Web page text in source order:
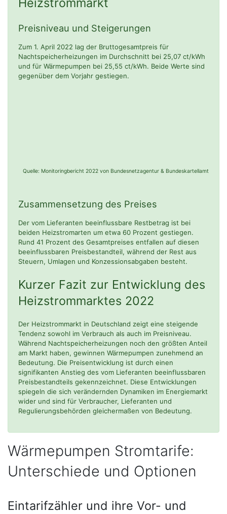
Preisniveau und Steigerungen
Zum 1. April 2022 lag der Bruttogesamtpreis für
Nachtspeicherheizungen im Durchschnitt bei 25,07 ct/kWh
und für Wärmepumpen bei 25,55 ct/kWh. Beide Werte sind
gegenüber dem Vorjahr gestiegen.
Quelle: Monitoringbericht 2022 von Bundesnetzagentur & Bundeskartellamt
Zusammensetzung des Preises
Der vom Lieferanten beeinflussbare Restbetrag ist bei
beiden Heizstromarten um etwa 60 Prozent gestiegen.
Rund 41 Prozent des Gesamtpreises entfallen auf diesen
beeinflussbaren Preisbestandteil, während der Rest aus
Steuern, Umlagen und Konzessionsabgaben besteht.
Kurzer Fazit zur Entwicklung des
Heizstrommarktes 2022
Der Heizstrommarkt in Deutschland zeigt eine steigende
Tendenz sowohl im Verbrauch als auch im Preisniveau.
Während Nachtspeicherheizungen noch den größten Anteil
am Markt haben, gewinnen Wärmepumpen zunehmend an
Bedeutung. Die Preisentwicklung ist durch einen
signifikanten Anstieg des vom Lieferanten beeinflussbaren
Preisbestandteils gekennzeichnet. Diese Entwicklungen
spiegeln die sich verändernden Dynamiken im Energiemarkt
wider und sind für Verbraucher, Lieferanten und
Regulierungsbehörden gleichermaßen von Bedeutung.
Wärmepumpen Stromtarife:
Unterschiede und Optionen
Eintarifzähler und ihre Vor- und